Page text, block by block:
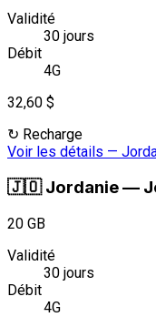
Validité
30 jours
Débit
4G
32,60 $
↻ Recharge
Voir les détails —
🇯🇴 Jordanie—
20 GB
Validité
30 jours
Débit
4G